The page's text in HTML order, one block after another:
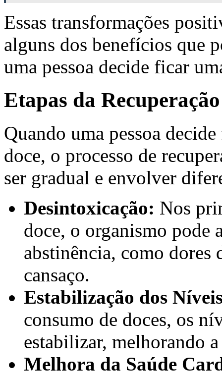
Essas transformações
alguns dos benefícios que
uma pessoa decide ficar
Etapas da
Quando uma pessoa
doce, o processo de
ser gradual e envolver
Desintoxicação: Nos
doce, o organismo pode
abstinência, como dores
cansaço.
Estabilização dos
consumo de doces, os
estabilizar, melhorando
Melhora da Saúde